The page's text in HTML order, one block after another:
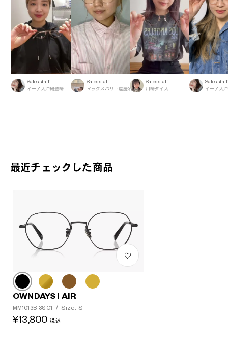
Sales staff
イーアス沖縄豊崎
Sales staff
マックスバリュ屋慶名
Sales staff
川崎ダイス
Sales staff
イーアス
最近チェックした商品
OWNDAYS | AIR
MM1013B-3S C1 / Size: S
¥13,800 税込